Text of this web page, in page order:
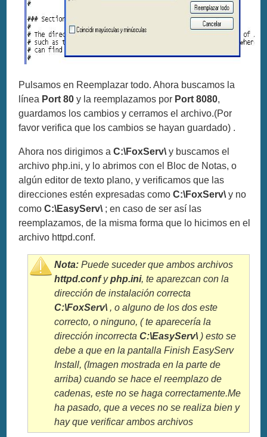
Pulsamos en Reemplazar todo. Ahora buscamos la
línea Port 80 y la reemplazamos por Port 8080,
guardamos los cambios y cerramos el archivo.(Por
favor verifica que los cambios se hayan guardado) .
Ahora nos dirigimos aC:\FoxServ\ y buscamos el
archivo php.ini, y lo abrimos con el Bloc de Notas, o
algún editor de texto plano, y verificamos que las
direcciones estén expresadas comoC:\FoxServ\ y no
comoC:\EasyServ\ ; en caso de ser así las
reemplazamos, de la misma forma que lo hicimos en el
archivo httpd.conf.
Nota:Puede suceder que ambos archivos
httpd.confyphp.ini, te aparezcan con la
dirección de instalación correcta
C:\FoxServ\ , o alguno de los dos este
correcto, o ninguno, ( te aparecería la
dirección incorrectaC:\EasyServ\ ) esto se
debe a que en la pantalla Finish EasyServ
Install, (Imagen mostrada en la parte de
arriba) cuando se hace el reemplazo de
cadenas, este no se haga correctamente.Me
ha pasado, que a veces no se realiza bien y
hay que verificar ambos archivos